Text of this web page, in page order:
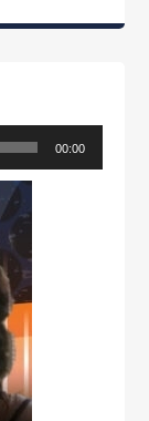
00:00